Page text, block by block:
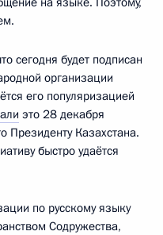
сегодня будет подписан
организации
его популяризацией
это 28 декабря
Казахстана.
быстро удаётся
по русскому языку
Содружества,